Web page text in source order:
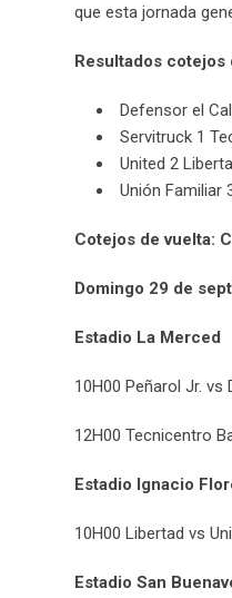
que esta jornada
Resultados cotejos
Defensor el
Servitruck 1
United 2
Unión Familiar
Cotejos de vuelta:
Domingo 29 de
Estadio La Merced
10H00 Peñarol Jr. vs
12H00 Tecnicentro
Estadio Ignacio
10H00 Libertad vs
Estadio San